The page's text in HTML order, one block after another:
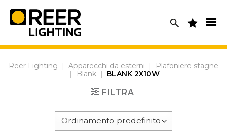
content
Reer Lighting | Apparecchi da esterni |
Plafoniere stagne
|
Blank | BLANK 2X10W
FILTRA